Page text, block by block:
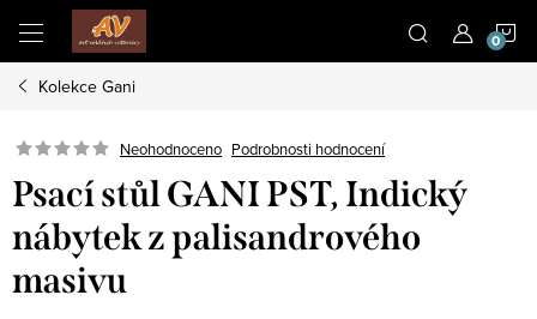
obsah
Kolekce Gani
Neohodnoceno Podrobnosti hodnocení
Psací stůl GANI PST, Indický
nábytek z palisandrového
masivu